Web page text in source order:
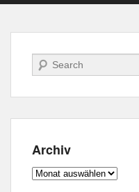
Suche
Archiv
Archiv